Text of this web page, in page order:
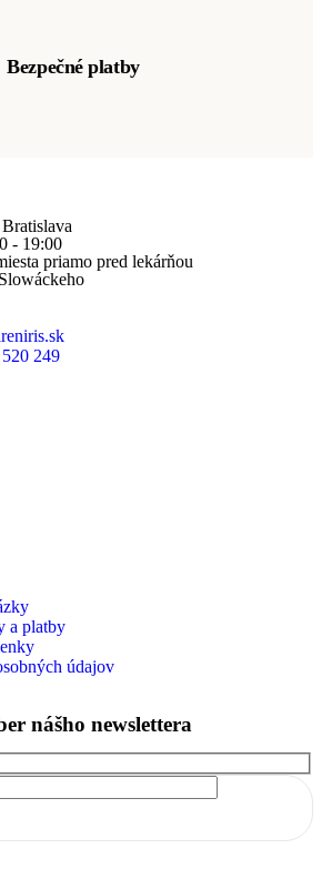
Bezpečné platby
- 19:00
priamo pred lekárňou
249
a platby
údajov
nášho newslettera